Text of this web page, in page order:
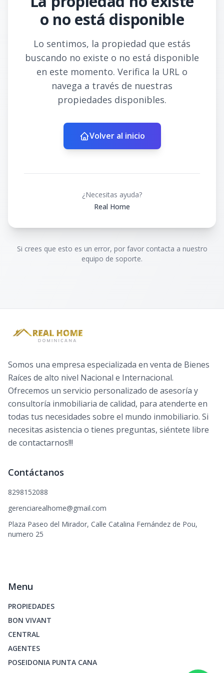
o no está disponible
Lo sentimos, la propiedad que estás
buscando no existe o no está disponible
en este momento. Verifica la URL o
navega a través de nuestras
propiedades disponibles.
Volver al inicio
¿Necesitas ayuda?
Real Home
Si crees que esto es un error, por favor contacta a nuestro
equipo de soporte.
Somos una empresa especializada en venta de Bienes
Raíces de alto nivel Nacional e Internacional.
Ofrecemos un servicio personalizado de asesoría y
consultoría inmobiliaria de calidad, para atenderte en
todas tus necesidades sobre el mundo inmobiliario. Si
necesitas asistencia o tienes preguntas, siéntete libre
de contactarnos!!!
Contáctanos
8298152088
gerenciarealhome@gmail.com
Plaza Paseo del Mirador, Calle Catalina Fernández de Pou,
numero 25
Menu
PROPIEDADES
BON VIVANT
CENTRAL
AGENTES
POSEIDONIA PUNTA CANA